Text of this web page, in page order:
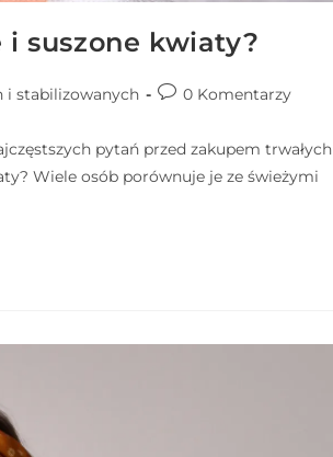
suszone kwiaty?
i stabilizowanych 0 Komentarzy
pytań przed zakupem trwałych
Wiele osób porównuje je ze świeżymi